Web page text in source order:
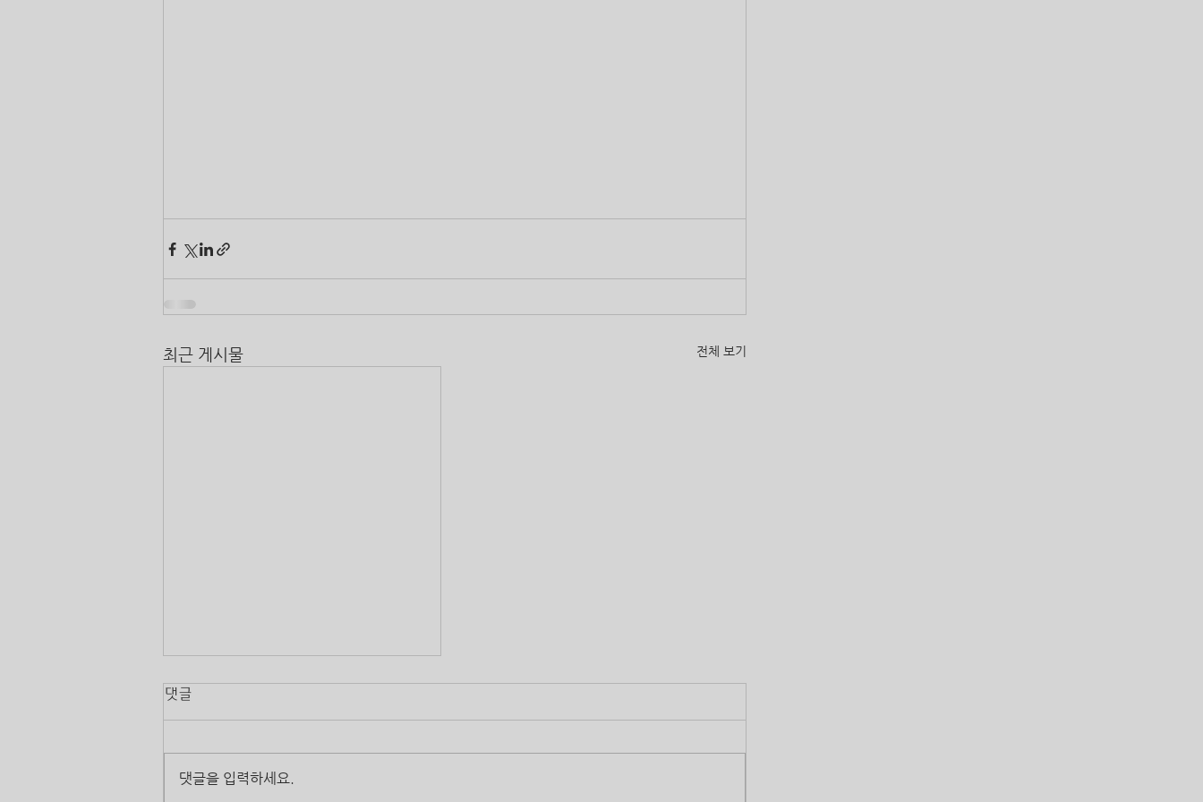
최근 게시물 전체 보기
댓글
댓글을 입력하세요.